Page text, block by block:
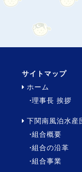
サイトマップ
ホーム
理事長 挨拶
下関南風泊水産
組合概要
組合の沿革
組合事業